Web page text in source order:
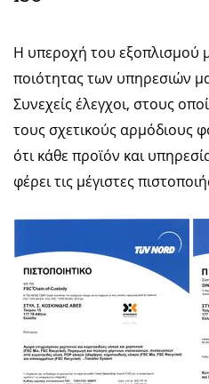
Η υπεροχή του εξοπλισμού
ποιότητας των υπηρεσιών
Συνεχείς έλεγχοι, στους
τους σχετικούς αρμόδιους
ότι κάθε προϊόν και
φέρει τις μέγιστες